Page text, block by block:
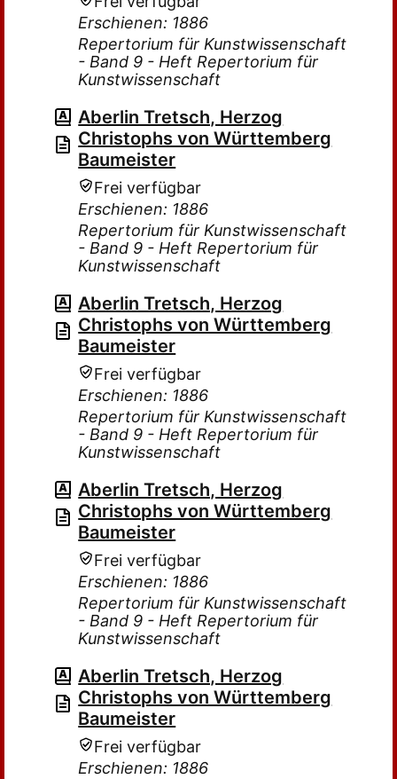
Erschienen: 1886
Repertorium für Kunstwissenschaft
- Band 9 - Heft Repertorium für
Kunstwissenschaft
Aberlin Tretsch, Herzog
Christophs von Württemberg
Baumeister
Frei verfügbar
Erschienen: 1886
Repertorium für Kunstwissenschaft
- Band 9 - Heft Repertorium für
Kunstwissenschaft
Aberlin Tretsch, Herzog
Christophs von Württemberg
Baumeister
Frei verfügbar
Erschienen: 1886
Repertorium für Kunstwissenschaft
- Band 9 - Heft Repertorium für
Kunstwissenschaft
Aberlin Tretsch, Herzog
Christophs von Württemberg
Baumeister
Frei verfügbar
Erschienen: 1886
Repertorium für Kunstwissenschaft
- Band 9 - Heft Repertorium für
Kunstwissenschaft
Aberlin Tretsch, Herzog
Christophs von Württemberg
Baumeister
Frei verfügbar
Erschienen: 1886